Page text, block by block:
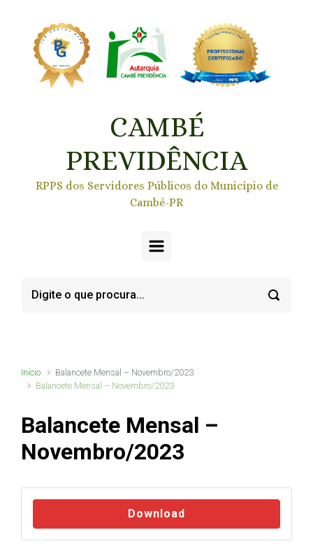
CAMBÉ
PREVIDÊNCIA
RPPS dos Servidores Públicos do Município de
Cambé-PR
Início
Balancete Mensal – Novembro/2023
Balancete Mensal – Novembro/2023
Balancete Mensal –
Novembro/2023
Download